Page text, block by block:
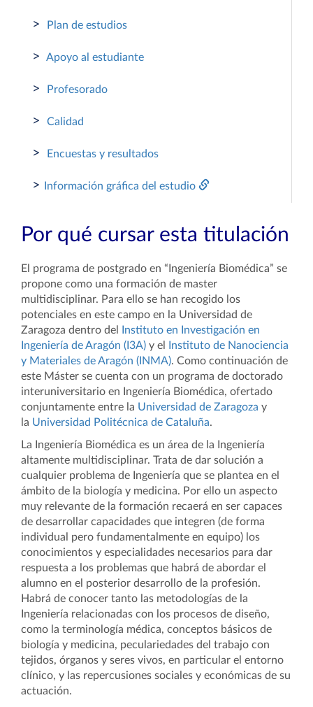
> Plan de estudios
> Apoyo al estudiante
> Profesorado
> Calidad
> Encuestas y resultados
> Información gráfica del estudio
Por qué cursar esta titulación
El programa de postgrado en “Ingeniería Biomédica” se
propone como una formación de master
multidisciplinar. Para ello se han recogido los
potenciales en este campo en la Universidad de
Zaragoza dentro del
Instituto en Investigación en
Ingeniería de Aragón (I3A) y el
Instituto de Nanociencia
y Materiales de Aragón (INMA). Como continuación de
este Máster se cuenta con un programa de doctorado
interuniversitario en Ingeniería Biomédica, ofertado
conjuntamente entre la Universidad de Zaragoza y
la Universidad Politécnica de Cataluña.
La Ingeniería Biomédica es un área de la Ingeniería
altamente multidisciplinar. Trata de dar solución a
cualquier problema de Ingeniería que se plantea en el
ámbito de la biología y medicina. Por ello un aspecto
muy relevante de la formación recaerá en ser capaces
de desarrollar capacidades que integren (de forma
individual pero fundamentalmente en equipo) los
conocimientos y especialidades necesarios para dar
respuesta a los problemas que habrá de abordar el
alumno en el posterior desarrollo de la profesión.
Habrá de conocer tanto las metodologías de la
Ingeniería relacionadas con los procesos de diseño,
como la terminología médica, conceptos básicos de
biología y medicina, peculariedades del trabajo con
tejidos, órganos y seres vivos, en particular el entorno
clínico, y las repercusiones sociales y económicas de su
actuación.